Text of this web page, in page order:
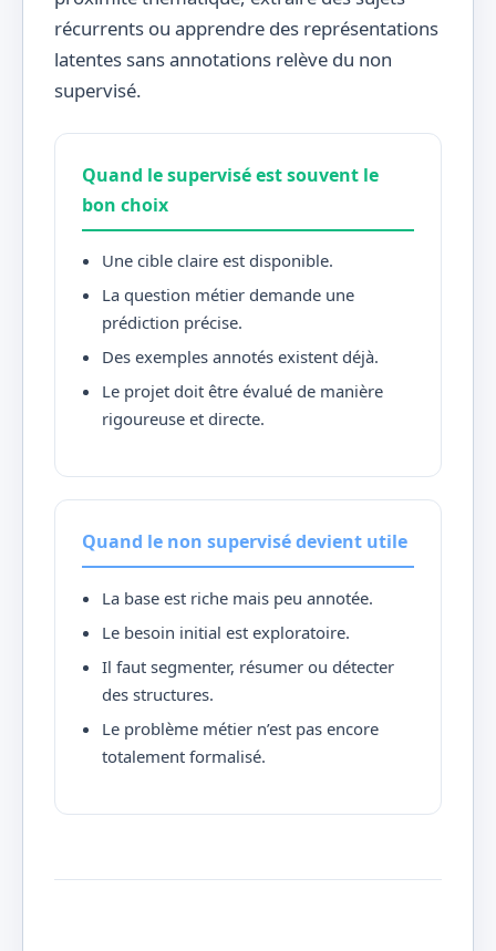
récurrents ou apprendre des représentations
latentes sans annotations relève du non
supervisé.
Quand le supervisé est souvent le
bon choix
Une cible claire est disponible.
La question métier demande une
prédiction précise.
Des exemples annotés existent déjà.
Le projet doit être évalué de manière
rigoureuse et directe.
Quand le non supervisé devient utile
La base est riche mais peu annotée.
Le besoin initial est exploratoire.
Il faut segmenter, résumer ou détecter
des structures.
Le problème métier n’est pas encore
totalement formalisé.